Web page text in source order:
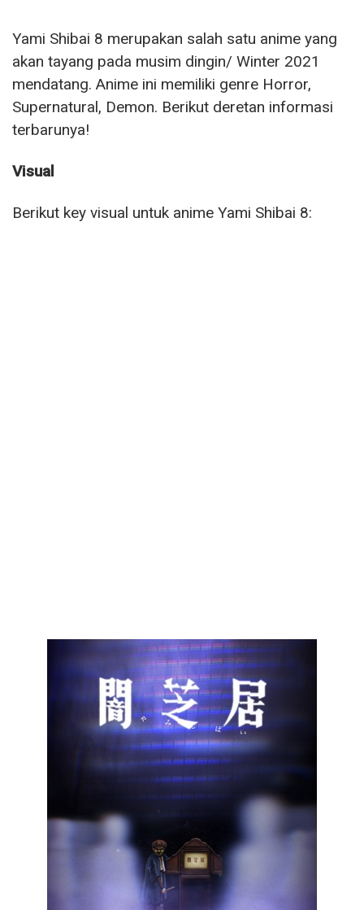
Yami Shibai 8 merupakan salah satu anime yang
akan tayang pada musim dingin/ Winter 2021
mendatang. Anime ini memiliki genre Horror,
Supernatural, Demon. Berikut deretan informasi
terbarunya!
Visual
Berikut key visual untuk anime Yami Shibai 8: